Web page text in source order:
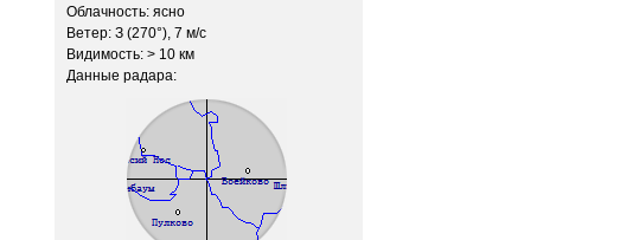
Облачность: ясно
Ветер: З (270°), 7 м/c
Видимость: > 10 км
Данные радара: